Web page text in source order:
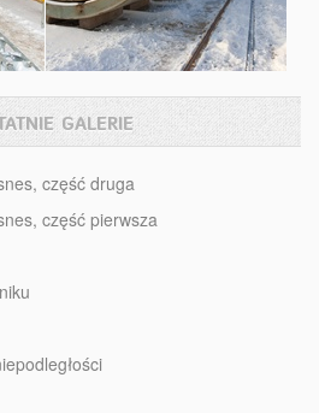
galerie
część druga
część pierwsza